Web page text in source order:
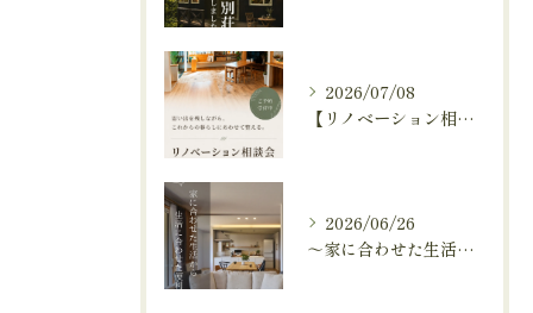
2026/07/08
【リノベーション相談会開催中🚩】
2026/06/26
～家に合わせた生活から、生活に合わせた便利な暮らしへ～